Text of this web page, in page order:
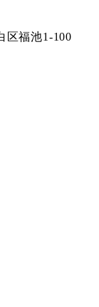
福池1-100